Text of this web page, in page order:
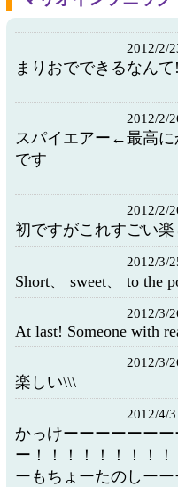
2012/2/
まりおでできるなん
2012/2/
スパイエアー←
です
2012/2/
初ですがこれすごい楽
2012/3/
Short、 sweet、 to the
2012/3/
At last! Someone with
2012/3/
楽しい\\\
2012/4/
かっけーーーーーー
ー！！！！！！！！
ーもちょーたのしー